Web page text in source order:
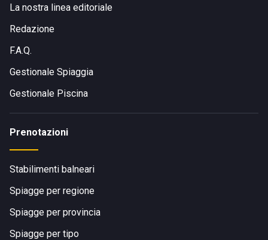
La nostra linea editoriale
Redazione
F.A.Q.
Gestionale Spiaggia
Gestionale Piscina
Prenotazioni
Stabilimenti balneari
Spiagge per regione
Spiagge per provincia
Spiagge per tipo